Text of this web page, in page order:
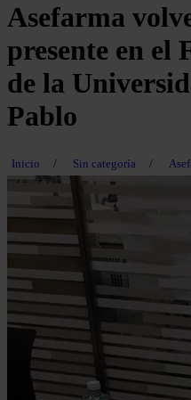
Asefarma
presente en el
de la
Pablo
Inicio / Sin categoría /